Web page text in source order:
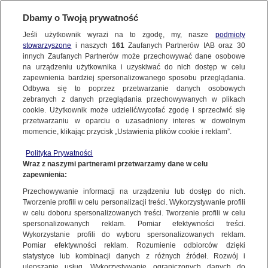
KONTAKT24
Wyślij Materiał
WYŚLIJ MATERIAŁ
NAJNOWSZE
GORĄCE TEMATY
WIĘCEJ
KANAŁY
Dzień dobry!
Jedno konto do wszystkich usług
KONTAKT24 | NAJNOWSZE
Wiosna w Krakowie
Dbamy o Twoją prywatność
Jeśli użytkownik wyrazi na to zgodę, my, nasze podmioty
stowarzyszone i naszych 161Zaufanych Partnerów IAB oraz 30
innych Zaufanych Partnerów może przechowywać dane osobowe
na urządzeniu użytkownika i uzyskiwać do nich dostęp w celu
zapewnienia bardziej spersonalizowanego sposobu przeglądania.
Odbywa się to poprzez przetwarzanie danych osobowych
zebranych z danych przeglądania przechowywanych w plikach
cookie. Użytkownik może udzielić/wycofać zgodę i sprzeciwić się
przetwarzaniu w oparciu o uzasadniony interes w dowolnym
momencie, klikając przycisk „Ustawienia plików cookie i reklam”.
Polityka Prywatności
Wraz z naszymi partnerami przetwarzamy dane w celu
zapewnienia:
Przechowywanie informacji na urządzeniu lub dostęp do nich.
Tworzenie profili w celu personalizacji treści. Wykorzystywanie profili
w celu doboru spersonalizowanych treści. Tworzenie profili w celu
spersonalizowanych reklam. Pomiar efektywności treści.
Wykorzystanie profili do wyboru spersonalizowanych reklam.
Pomiar efektywności reklam. Rozumienie odbiorców dzięki
statystyce lub kombinacji danych z różnych źródeł. Rozwój i